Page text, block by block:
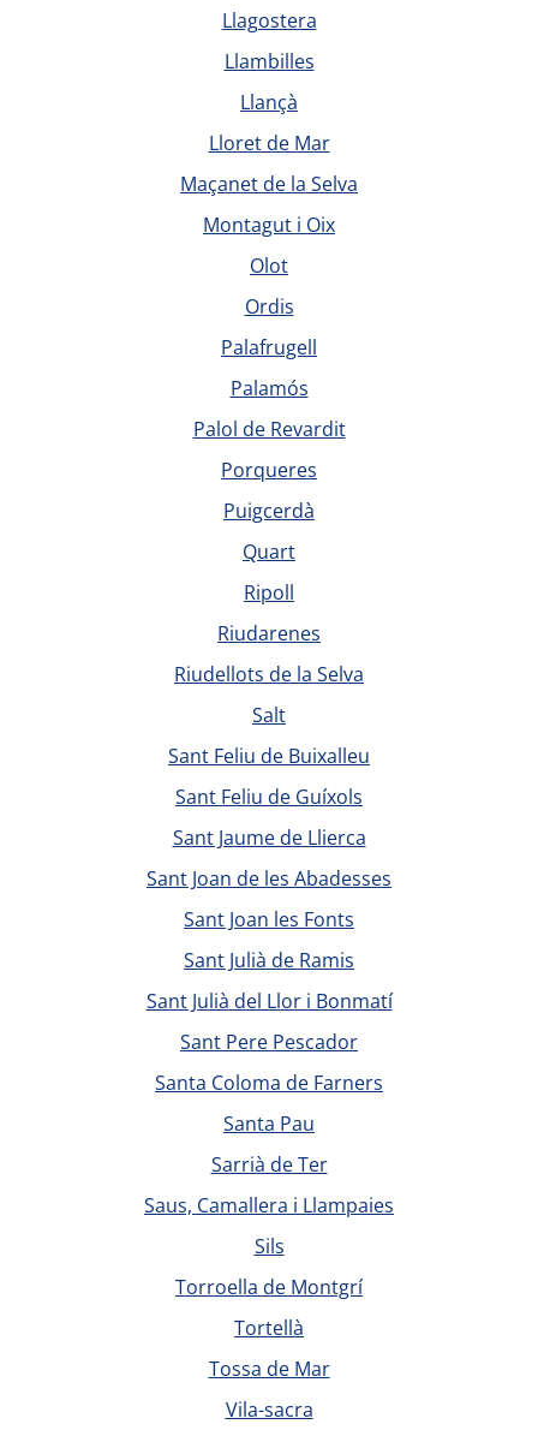
Llagostera
Llambilles
Llançà
Lloret de Mar
Maçanet de la Selva
Montagut i Oix
Olot
Ordis
Palafrugell
Palamós
Palol de Revardit
Porqueres
Puigcerdà
Quart
Ripoll
Riudarenes
Riudellots de la Selva
Salt
Sant Feliu de Buixalleu
Sant Feliu de Guíxols
Sant Jaume de Llierca
Sant Joan de les Abadesses
Sant Joan les Fonts
Sant Julià de Ramis
Sant Julià del Llor i Bonmatí
Sant Pere Pescador
Santa Coloma de Farners
Santa Pau
Sarrià de Ter
Saus, Camallera i Llampaies
Sils
Torroella de Montgrí
Tortellà
Tossa de Mar
Vila-sacra